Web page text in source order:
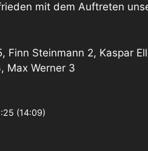
mit dem Auftreten
Finn Steinmann 2, Kaspar
Max Werner 3
(14:09)